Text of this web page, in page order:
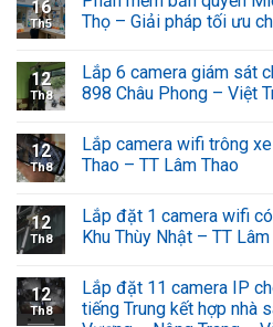
16
Th5
Thọ – Giải pháp tối ưu
12
Th8
Lắp 6 camera giám sát
898 Châu Phong – Việt
12
Th8
Lắp camera wifi trông
Thao – TT Lâm Thao
12
Th8
Lắp đặt 1 camera wifi
Khu Thùy Nhật – TT
12
Th8
Lắp đặt 11 camera IP
tiếng Trung kết hợp nhà